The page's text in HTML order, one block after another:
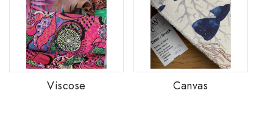
Viscose Canvas